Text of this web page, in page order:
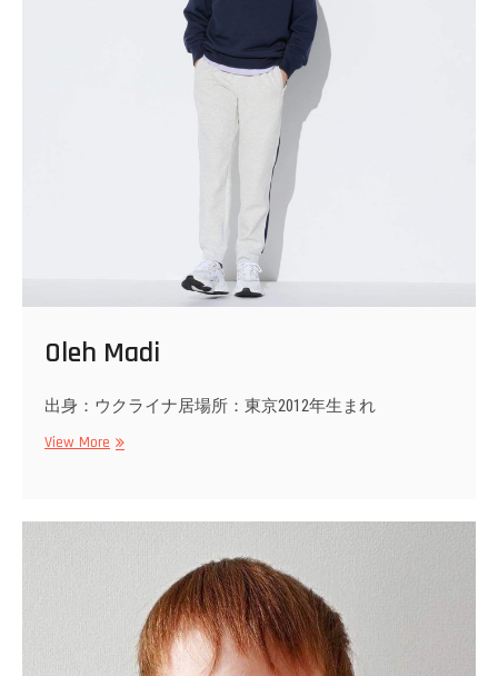
Oleh Madi
出身：ウクライナ居場所：東京2012年生まれ
View More Oleh